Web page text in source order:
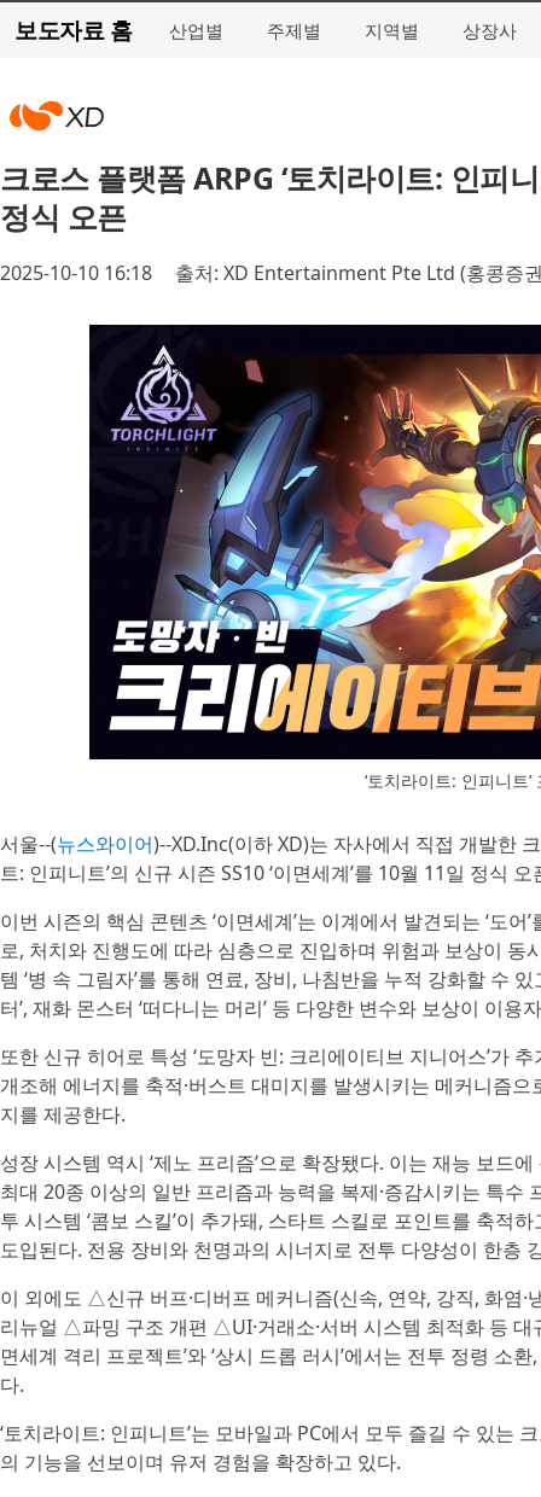
보도자료 홈 산업별 주제별 지역별 상장사
크로스 플랫폼 ARPG ‘토치라이트: 인피니
정식 오픈
2025-10-10 16:18 출처: XD Entertainment Pte Ltd (홍콩증
‘토치라이트: 인피니트’
서울--(뉴스와이어)--XD.Inc(이하 XD)는 자사에서 직접 개발한
트: 인피니트’의 신규 시즌 SS10 ‘이면세계’를 10월 11일 정식
이번 시즌의 핵심 콘텐츠 ‘이면세계’는 이계에서 발견되는 ‘도
로, 처치와 진행도에 따라 심층으로 진입하며 위험과 보상이
템 ‘병 속 그림자’를 통해 연료, 장비, 나침반을 누적 강화할 수
터’, 재화 몬스터 ‘떠다니는 머리’ 등 다양한 변수와 보상이 이용
또한 신규 히어로 특성 ‘도망자 빈: 크리에이티브 지니어스’가
개조해 에너지를 축적·버스트 대미지를 발생시키는 메커니즘
지를 제공한다.
성장 시스템 역시 ‘제노 프리즘’으로 확장됐다. 이는 재능 보드
최대 20종 이상의 일반 프리즘과 능력을 복제·증감시키는 특수
투 시스템 ‘콤보 스킬’이 추가돼, 스타트 스킬로 포인트를 축적
도입된다. 전용 장비와 천명과의 시너지로 전투 다양성이 한층
이 외에도 △신규 버프·디버프 메커니즘(신속, 연약, 강직, 화염
리뉴얼 △파밍 구조 개편 △UI·거래소·서버 시스템 최적화 등 대
면세계 격리 프로젝트’와 ‘상시 드롭 러시’에서는 전투 정령 소
다.
‘토치라이트: 인피니트’는 모바일과 PC에서 모두 즐길 수 있는
의 기능을 선보이며 유저 경험을 확장하고 있다.